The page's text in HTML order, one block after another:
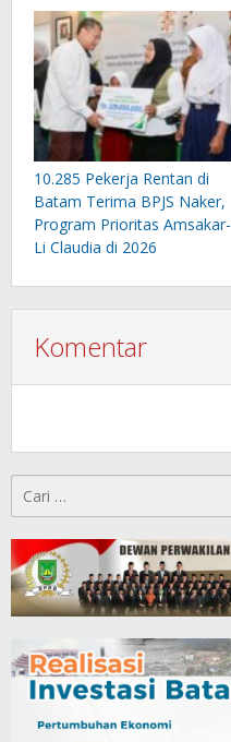
10.285 Pekerja Rentan di
Batam Terima BPJS Naker,
Program Prioritas Amsakar-
Li Claudia di 2026
Komentar
untuk: